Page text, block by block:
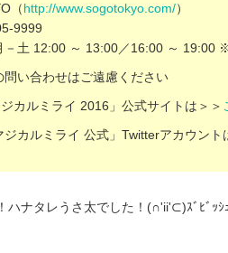
（http://www.sogotokyo.com/）
9999
－土 12:00 ～ 13:00／16:00 ～ 19:00
い合わせはご遠慮ください
カルミライ 2016」公式サイトは＞＞
ジカルミライ 公式」Twitterアカウント
ハナタレうさ太でした！(∩'ii'⊂)ｽﾞﾋﾞｯｼ